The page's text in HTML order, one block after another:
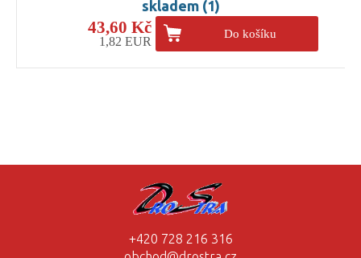
skladem (1)
43,60 Kč
1,82 EUR
Do košíku
+420 728 216 316